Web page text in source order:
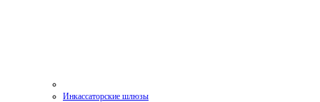
Инкассаторские шлюзы